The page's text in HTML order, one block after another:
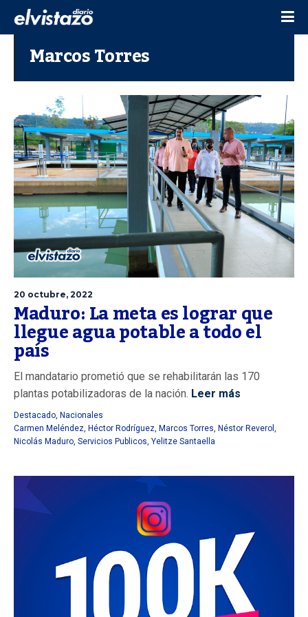
Marcos Torres
20 octubre, 2022
Maduro: La meta es lograr que
llegue agua potable a todo el
país
El mandatario prometió que se rehabilitarán las 170
plantas potabilizadoras de la nación. Leer más
Destacado, Nacionales
Carmen Meléndez, Héctor Rodríguez, Marcos Torres, Néstor Reverol ,
Nicolás Maduro, Servicios Publicos, Yelitze Santaella